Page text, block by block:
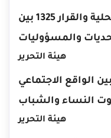
الحكومة المحلية والقرار 1325 بين
والمسؤوليات
هيئة التحرير
القرار 1325 بين الواقع الاجتماعي
النساء والشباب
هيئة التحرير